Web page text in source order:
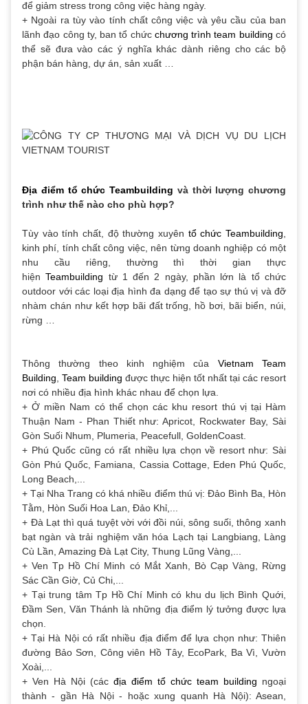
để giảm stress trong công việc hàng ngày.
+ Ngoài ra tùy vào tính chất công việc và yêu cầu của ban
lãnh đạo công ty, ban tổ chức chương trình team building có
thể sẽ đưa vào các ý nghĩa khác dành riêng cho các bộ
phận bán hàng, dự án, sản xuất …
Địa điểm tổ chức Teambuilding và thời lượng chương
trình như thế nào cho phù hợp?
Tùy vào tính chất, độ thường xuyên tổ chức Teambuilding
kinh phí, tính chất công việc, nên từng doanh nghiệp có một
nhu cầu riêng, thường thì thời gian thực
hiệnTeambuilding từ 1 đến 2 ngày, phần lớn là tổ chức
outdoor với các loại địa hình đa dạng để tạo sự thú vị và đỡ
nhàm chán như kết hợp bãi đất trống, hồ bơi, bãi biển, núi,
rừng …
Thông thường theo kinh nghiệm của Vietnam Team
Building Team building được thực hiện tốt nhất tại các resort
nơi có nhiều địa hình khác nhau để chọn lựa.
+ Ở miền Nam có thể chọn các khu resort thú vị tại Hàm
Thuận Nam - Phan Thiết như: Apricot, Rockwater Bay, Sài
Gòn Suối Nhum, Plumeria, Peacefull, GoldenCoast.
+ Phú Quốc cũng có rất nhiều lựa chọn về resort như: Sài
Gòn Phú Quốc, Famiana, Cassia Cottage, Eden Phú Quốc,
Long Beach,...
+ Tại Nha Trang có khá nhiều điểm thú vị: Đảo Bình Ba, Hòn
Tằm, Hòn Suối Hoa Lan, Đảo Khỉ,...
+ Đà Lạt thì quá tuyệt vời với đồi núi, sông suối, thông xanh
bạt ngàn và trải nghiệm văn hóa Lạch tại Langbiang, Làng
Cù Lần, Amazing Đà Lạt City, Thung Lũng Vàng,...
+ Ven Tp Hồ Chí Minh có Mắt Xanh, Bò Cạp Vàng, Rừng
Sác Cần Giờ, Củ Chi,...
+ Tại trung tâm Tp Hồ Chí Minh có khu du lịch Bình Quới,
Đầm Sen, Văn Thánh là những địa điểm lý tưởng được lựa
chọn.
+ Tại Hà Nội có rất nhiều địa điểm để lựa chọn như: Thiên
đường Bảo Sơn, Công viên Hồ Tây, EcoPark, Ba Vì, Vườn
Xoài,...
+ Ven Hà Nội (các địa điểm tổ chức team building ngoại
thành - gần Hà Nội - hoặc xung quanh Hà Nội): Asean,